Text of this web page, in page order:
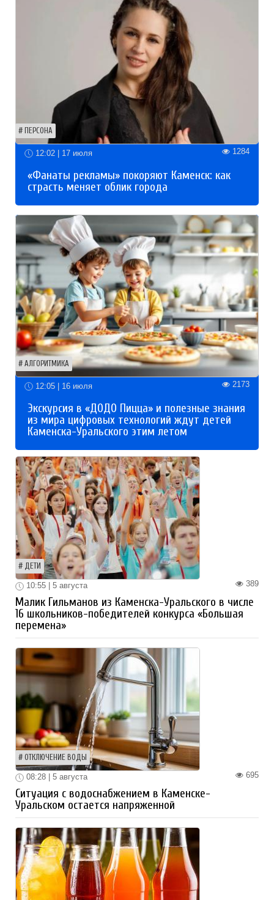
ПЕРСОНА
12:02 | 17 июля 1284
«Фанаты рекламы» покоряют Каменск: как
страсть меняет облик города
АЛГОРИТМИКА
12:05 | 16 июля 2173
Экскурсия в «ДОДО Пицца» и полезные знания
из мира цифровых технологий ждут детей
Каменска-Уральского этим летом
ДЕТИ
389
10:55 | 5 августа
Малик Гильманов из Каменска-Уральского в числе
16 школьников-победителей конкурса «Большая
перемена»
ОТКЛЮЧЕНИЕ ВОДЫ
695
08:28 | 5 августа
Ситуация с водоснабжением в Каменске-
Уральском остается напряженной